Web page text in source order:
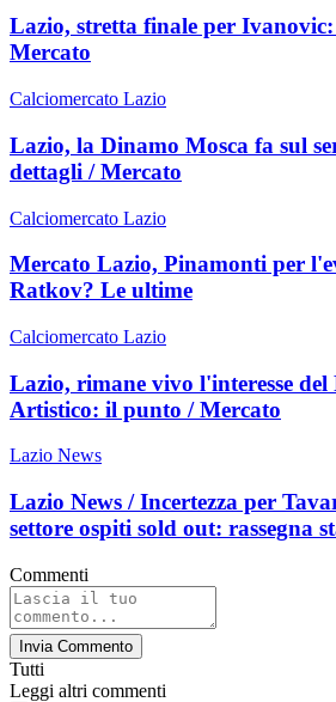
Lazio, stretta finale per
Mercato
Calciomercato Lazio
Lazio, la Dinamo Mosca fa sul
dettagli / Mercato
Calciomercato Lazio
Mercato Lazio, Pinamonti per
Ratkov? Le ultime
Calciomercato Lazio
Lazio, rimane vivo l'interesse del
Artistico: il punto / Mercato
Lazio News
Lazio News / Incertezza per
settore ospiti sold out: rassegna
Commenti
Invia Commento
Tutti
Leggi altri commenti